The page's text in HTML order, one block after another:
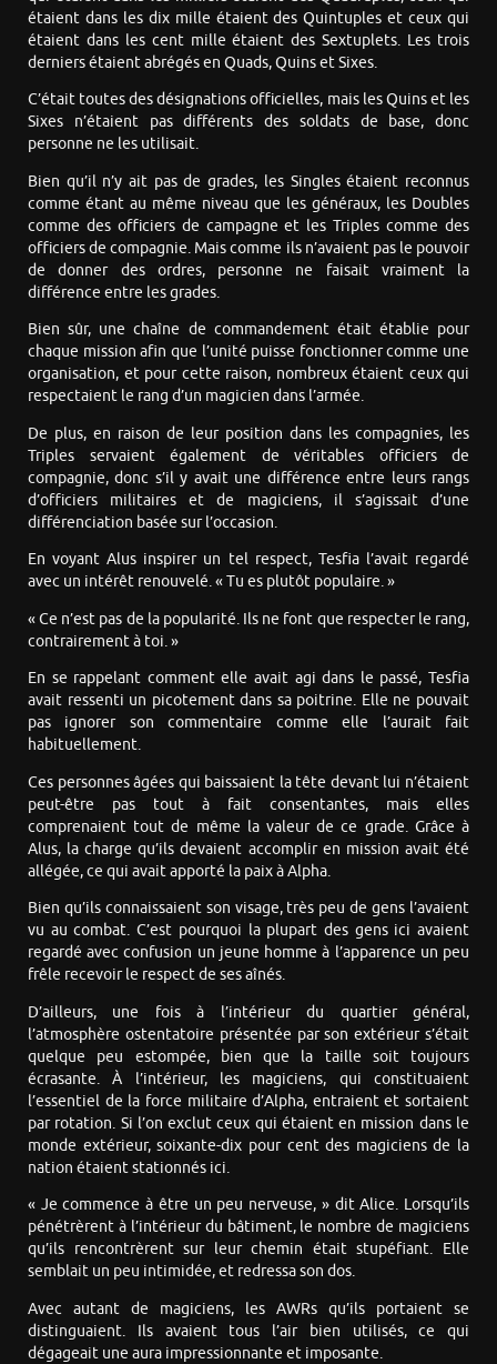
étaient dans les dix mille étaient des Quintuples et ceux qui
étaient dans les cent mille étaient des Sextuplets. Les trois
derniers étaient abrégés en Quads, Quins et Sixes.
C’était toutes des désignations officielles, mais les Quins et les
Sixes n’étaient pas différents des soldats de base, donc
personne ne les utilisait.
Bien qu’il n’y ait pas de grades, les Singles étaient reconnus
comme étant au même niveau que les généraux, les Doubles
comme des officiers de campagne et les Triples comme des
officiers de compagnie. Mais comme ils n’avaient pas le pouvoir
de donner des ordres, personne ne faisait vraiment la
différence entre les grades.
Bien sûr, une chaîne de commandement était établie pour
chaque mission afin que l’unité puisse fonctionner comme une
organisation, et pour cette raison, nombreux étaient ceux qui
respectaient le rang d’un magicien dans l’armée.
De plus, en raison de leur position dans les compagnies, les
Triples servaient également de véritables officiers de
compagnie, donc s’il y avait une différence entre leurs rangs
d’officiers militaires et de magiciens, il s’agissait d’une
différenciation basée sur l’occasion.
En voyant Alus inspirer un tel respect, Tesfia l’avait regardé
avec un intérêt renouvelé. « Tu es plutôt populaire. »
« Ce n’est pas de la popularité. Ils ne font que respecter le rang,
contrairement à toi. »
En se rappelant comment elle avait agi dans le passé, Tesfia
avait ressenti un picotement dans sa poitrine. Elle ne pouvait
pas ignorer son commentaire comme elle l’aurait fait
habituellement.
Ces personnes âgées qui baissaient la tête devant lui n’étaient
peut-être pas tout à fait consentantes, mais elles
comprenaient tout de même la valeur de ce grade. Grâce à
Alus, la charge qu’ils devaient accomplir en mission avait été
allégée, ce qui avait apporté la paix à Alpha.
Bien qu’ils connaissaient son visage, très peu de gens l’avaient
vu au combat. C’est pourquoi la plupart des gens ici avaient
regardé avec confusion un jeune homme à l’apparence un peu
frêle recevoir le respect de ses aînés.
D’ailleurs, une fois à l’intérieur du quartier général,
l’atmosphère ostentatoire présentée par son extérieur s’était
quelque peu estompée, bien que la taille soit toujours
écrasante. À l’intérieur, les magiciens, qui constituaient
l’essentiel de la force militaire d’Alpha, entraient et sortaient
par rotation. Si l’on exclut ceux qui étaient en mission dans le
monde extérieur, soixante-dix pour cent des magiciens de la
nation étaient stationnés ici.
« Je commence à être un peu nerveuse, » dit Alice. Lorsqu’ils
pénétrèrent à l’intérieur du bâtiment, le nombre de magiciens
qu’ils rencontrèrent sur leur chemin était stupéfiant. Elle
semblait un peu intimidée, et redressa son dos.
Avec autant de magiciens, les AWRs qu’ils portaient se
distinguaient. Ils avaient tous l’air bien utilisés, ce qui
dégageait une aura impressionnante et imposante.